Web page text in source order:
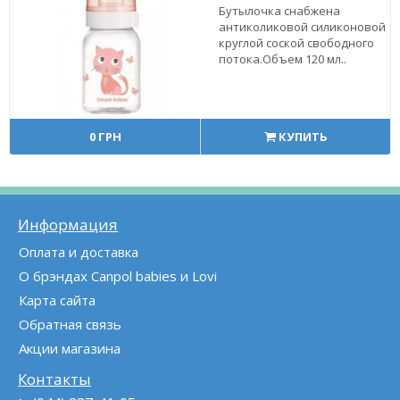
Бутылочка снабжена
антиколиковой силиконовой
круглой соской свободного
потока.Объем 120 мл..
0 ГРН КУПИТЬ
Информация
Оплата и доставка
О брэндах Canpol babies и Lovi
Карта сайта
Обратная связь
Акции магазина
Контакты